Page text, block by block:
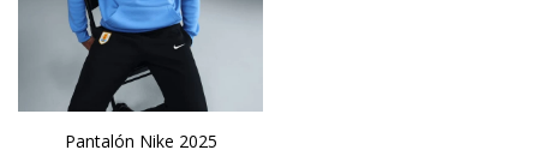
Pantalón Nike 2025